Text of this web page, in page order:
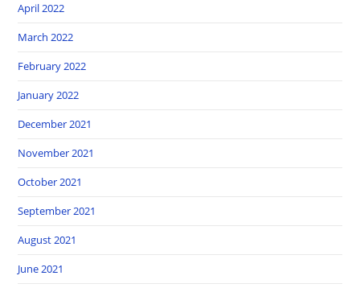
April 2022
March 2022
February 2022
January 2022
December 2021
November 2021
October 2021
September 2021
August 2021
June 2021